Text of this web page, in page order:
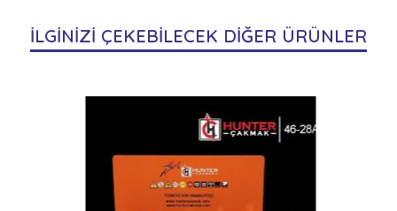
İLGİNİZİ ÇEKEBİLECEK DİĞER ÜRÜNLER